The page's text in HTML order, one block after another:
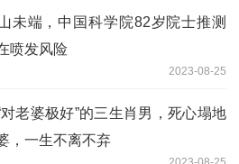
未端，中国科学院82岁院士推测
喷发风险
2023-08-25
对老婆极好”的三生肖男，死心塌地
，一生不离不弃